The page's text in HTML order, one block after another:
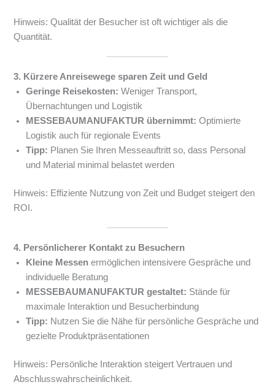
Hinweis: Qualität der Besucher ist oft wichtiger als die
Quantität.
3. Kürzere Anreisewege sparen Zeit und Geld
Geringe Reisekosten: Weniger Transport,
Übernachtungen und Logistik
MESSEBAUMANUFAKTUR übernimmt: Optimierte
Logistik auch für regionale Events
Tipp: Planen Sie Ihren Messeauftritt so, dass Personal
und Material minimal belastet werden
Hinweis: Effiziente Nutzung von Zeit und Budget steigert den
ROI.
4. Persönlicherer Kontakt zu Besuchern
Kleine Messen ermöglichen intensivere Gespräche und
individuelle Beratung
MESSEBAUMANUFAKTUR gestaltet: Stände für
maximale Interaktion und Besucherbindung
Tipp: Nutzen Sie die Nähe für persönliche Gespräche und
gezielte Produktpräsentationen
Hinweis: Persönliche Interaktion steigert Vertrauen und
Abschlusswahrscheinlichkeit.